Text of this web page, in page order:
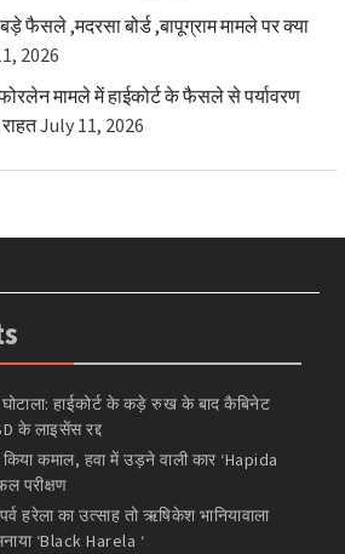
फैसले ,मदरसा बोर्ड ,बापूग्राम मामले पर क्या
2026
मामले में हाईकोर्ट के फैसले से पर्यावरण
July 11, 2026
हाईकोर्ट के कड़े रुख के बाद कैबिनेट
के लाइसेंस रद्द
कमाल, हवा में उड़ने वाली कार ‘Hapida
परीक्षण
हरेला का उत्साह तो ऋषिकेश भानियावाला
‘Black Harela ‘